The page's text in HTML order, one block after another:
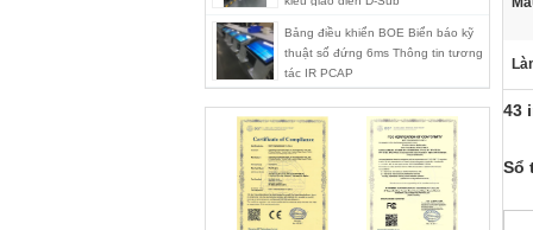
Bảng điều khiển BOE Biển báo kỹ
thuật số đứng 6ms Thông tin tương
tác IR PCAP
43
Sổ